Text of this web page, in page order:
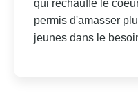
qui réchauffe le
permis d'amasser
jeunes dans le